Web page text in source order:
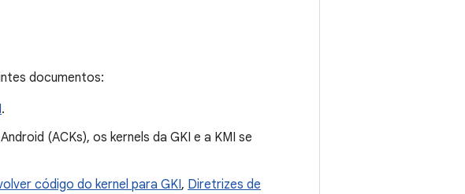
documentos:
.
(ACKs), os kernels da GKI e a KMI se
código do kernel para GKI, Diretrizes de